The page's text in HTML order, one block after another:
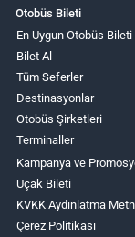
Otobüs Bileti
En Uygun Otobüs Bileti
Bilet Al
Tüm Seferler
Destinasyonlar
Otobüs Şirketleri
Terminaller
Kampanya ve
Uçak Bileti
KVKK Aydınlatma
Çerez Politikası